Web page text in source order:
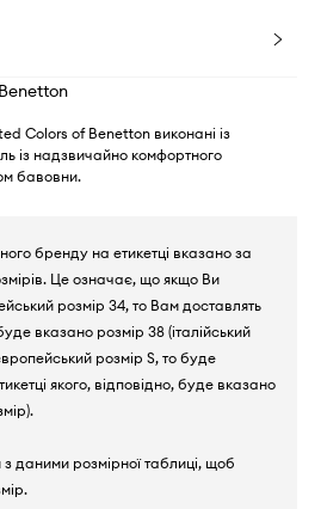
Colors of Benetton виконані із
із надзвичайно комфортного
бавовни.
бренду на етикетці вказано за
Це означає, що якщо Ви
розмір 34, то Вам доставлять
вказано розмір 38 (італійський
розмір S, то буде
якого, відповідно, буде вказано
даними розмірної таблиці, щоб